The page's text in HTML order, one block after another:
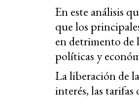
En este análisis
que los
en detrimento de
políticas y
La liberación de
interés, las tarifas